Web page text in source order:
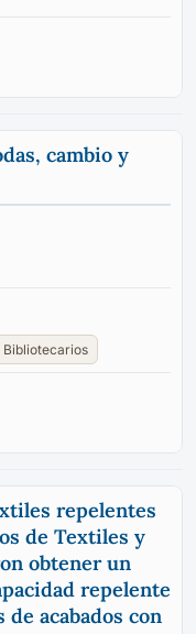
cambio y
Bibliotecarios
repelentes
de Textiles y
obtener un
repelente
acabados con